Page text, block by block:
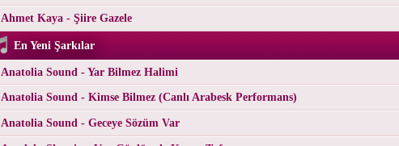
Ahmet Kaya - Şiire Gazele
En Yeni Şarkılar
Anatolia Sound - Yar Bilmez Halimi
Anatolia Sound - Kimse Bilmez (Canlı Arabesk Performans)
Anatolia Sound - Geceye Sözüm Var